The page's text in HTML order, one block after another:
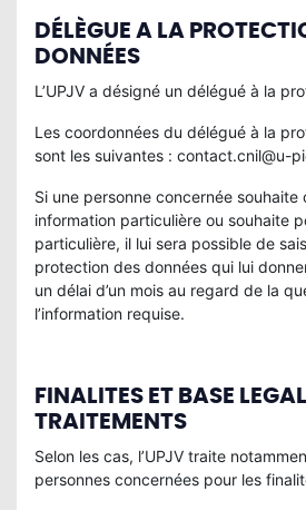
DÉLÈGUE A LA
DONNÉES
L’UPJV a désigné un délégué à la
Les coordonnées du délégué à la
sont les suivantes : contact.cnil@u-
Si une personne concernée souhaite
information particulière ou souhaite
particulière, il lui sera possible de
protection des données qui lui
un délai d’un mois au regard de la
l’information requise.
FINALITES ET BASE
TRAITEMENTS
Selon les cas, l’UPJV traite
personnes concernées pour les